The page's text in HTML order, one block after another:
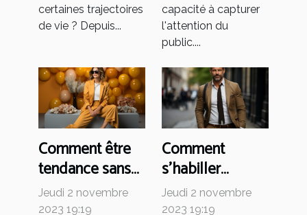
certaines trajectoires
de vie ? Depuis...
capacité à capturer
l'attention du
public....
Comment être
tendance sans
se ruiner ?
Jeudi 2 novembre
2023 19:19
Comment
s’habiller
élégamment à
40 ans ?
Jeudi 2 novembre
2023 19:19